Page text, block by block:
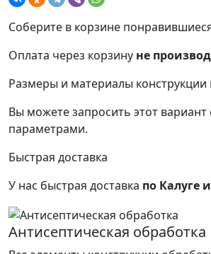
Соберите в корзине
Оплата через корзину не
Размеры и материалы конструкции
Вы можете запросить этот
параметрами.
Быстрая доставка
У нас быстрая доставка по Калуге
Антисептическая обработка